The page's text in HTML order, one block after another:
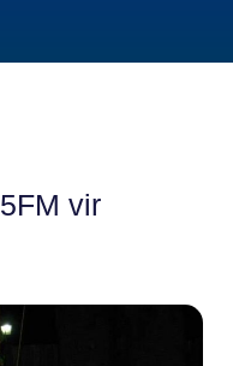
vir